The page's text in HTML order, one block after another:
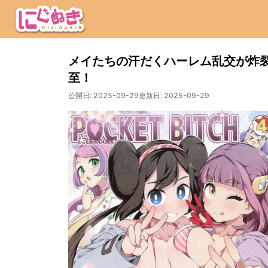
メイたちの汗だくハーレム乱交が炸
至！
公開日: 2025-09-29更新日: 2025-09-29